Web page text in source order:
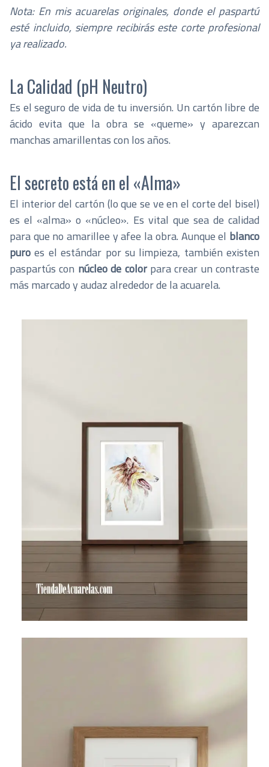
Nota: En mis acuarelas originales, donde el paspartú
esté incluido, siempre recibirás este corte profesional
ya realizado.
La Calidad (pH Neutro)
Es el seguro de vida de tu inversión. Un cartón libre de
ácido evita que la obra se «queme» y aparezcan
manchas amarillentas con los años.
El secreto está en el «Alma»
El interior del cartón (lo que se ve en el corte del bisel)
es el «alma» o «núcleo». Es vital que sea de calidad
para que no amarillee y afee la obra. Aunque el blanco
puroes el estándar por su limpieza, también existen
paspartús con núcleo de colorpara crear un contraste
más marcado y audaz alrededor de la acuarela.